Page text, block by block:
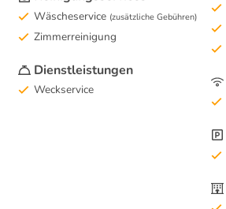
Wäscheservice (zusätzliche Gebühren)
Zimmerreinigung
Dienstleistungen
Weckservice